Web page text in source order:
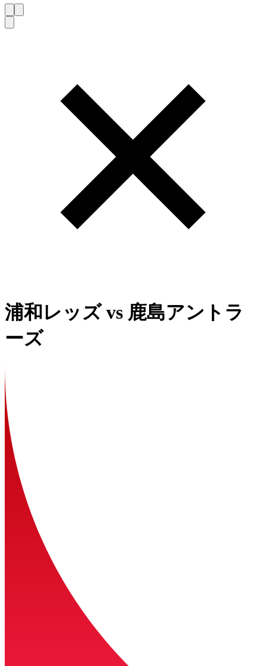
浦和レッズvs 鹿島アントラ
ーズ